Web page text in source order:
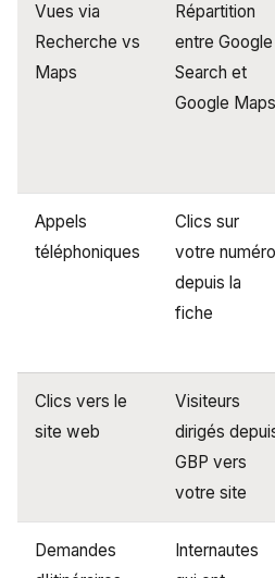
Vues via
Recherche vs
Maps
Répartition
entre Google
Search et
Google Maps
Appels
téléphoniques
Clics sur
votre numéro
depuis la
fiche
Clics vers le
site web
Visiteurs
dirigés
GBP vers
votre site
Demandes
Internautes